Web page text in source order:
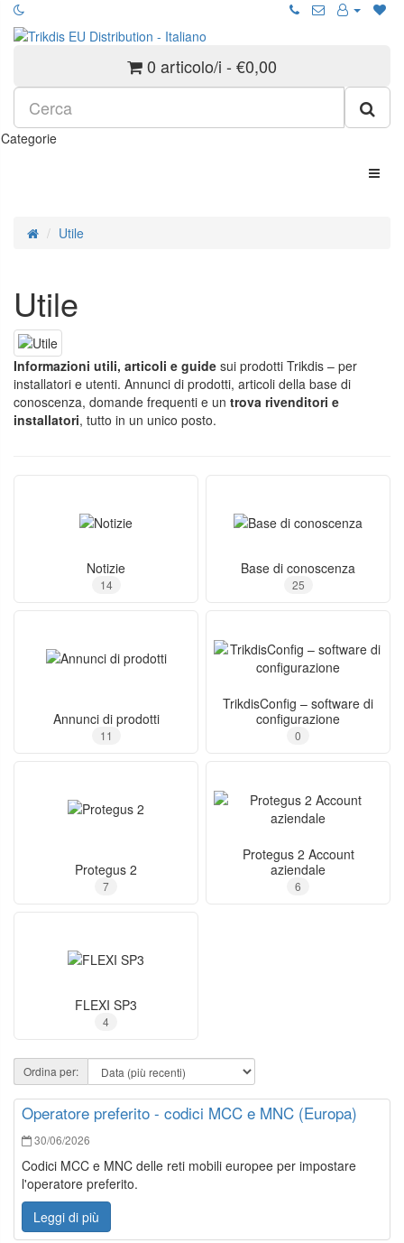
0 articolo/i - €0,00
Categorie
Utile
Utile
Informazioni utili, articoli e guide sui prodotti Trikdis – per
installatori e utenti. Annunci di prodotti, articoli della base di
conoscenza, domande frequenti e un trova rivenditori e
installatori, tutto in un unico posto.
Notizie
14
Base di conoscenza
25
Annunci di prodotti
11
TrikdisConfig – software di
configurazione
0
Protegus 2
7
Protegus 2 Account
aziendale
6
FLEXI SP3
4
Ordina per:
Operatore preferito - codici MCC e MNC (Europa)
30/06/2026
Codici MCC e MNC delle reti mobili europee per impostare
l'operatore preferito.
Leggi di più